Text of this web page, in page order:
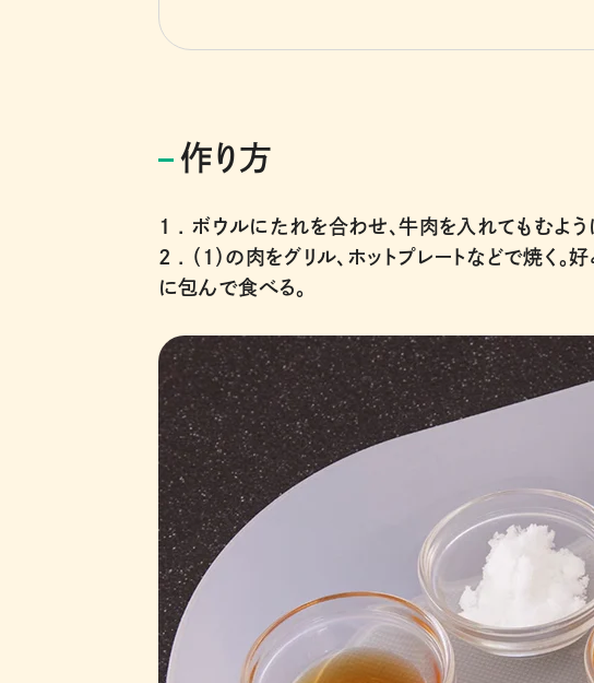
作り方
1 . ボウルにたれを合わせ、牛肉を入れてもむよう
2 .
（1）の肉をグリル、ホットプレートなどで焼く
に包んで食べる。